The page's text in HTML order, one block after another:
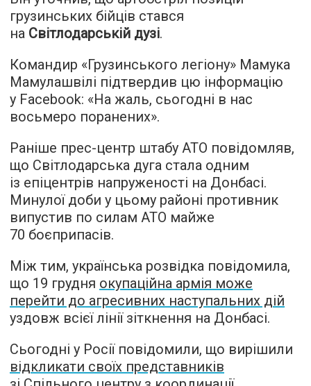
грузинських бійців стався
на Світлодарській дузі.
Командир «Грузинського легіону» Мамука
Мамулашвілі підтвердив цю інформацію
у Facebook: «На жаль, сьогодні в нас
восьмеро поранених».
Раніше прес-центр штабу АТО повідомляв,
що Світлодарська дуга стала одним
із епіцентрів напруженості на Донбасі.
Минулої доби у цьому районі противник
випустив по силам АТО майже
70 боєприпасів.
Між тим, українська розвідка повідомила,
що 19 грудня окупаційна армія може
перейти до агресивних наступальних дій
уздовж всієї лінії зіткнення на Донбасі.
Сьогодні у Росії повідомили, що вирішили
відкликати своїх представників